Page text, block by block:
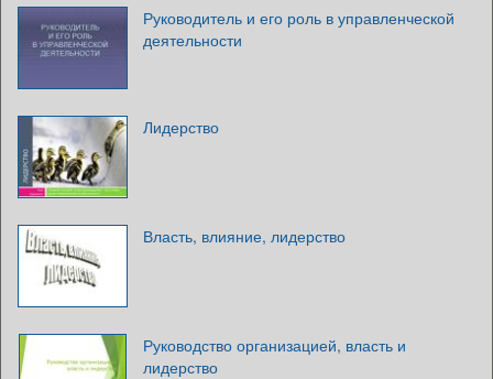
Руководитель и его роль в управленческой
деятельности
Лидерство
Власть, влияние, лидерство
Руководство организацией, власть и
лидерство